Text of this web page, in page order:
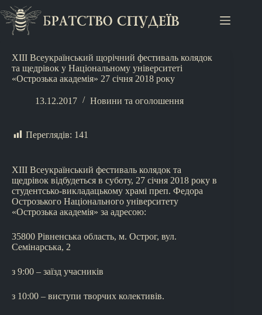
ХІІІ Всеукраїнський щорічний фестиваль колядок
та щедрівок у Національному університеті
«Острозька академія» 27 січня 2018 року
13.12.2017 Новини та оголошення
Переглядів: 141
ХІІІ Всеукраїнський фестиваль колядок та
щедрівок відбудеться в суботу, 27 січня 2018 року в
студентсько-викладацькому храмі преп. Федора
Острозького Національного університету
«Острозька академія» за адресою:
35800 Рівненська область, м. Острог, вул.
Семінарська, 2
з 9:00 – заїзд учасників
з 10:00 – виступи творчих колективів.